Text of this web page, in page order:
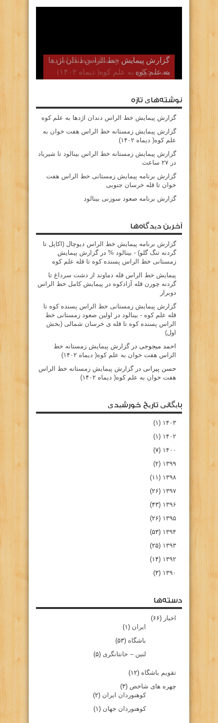
گزارش پیمایش زمستانه خط الراس
هفت خوان به علم کوه( دیماه ۱۴۰۲)
نوشته‌های تازه
گزارش پیمایش خط الراس دندان اژدها به علم کوه
گزارش پیمایش زمستانه خط الراس هفت خوان به
علم کوه( دیماه ۱۴۰۲)
گزارش پیمایش زمستانه خط الراس بینالود تا شیرباد
در ۲۷ ساعت
گزارش برنامه پیمایش زمستانی خط الراس هفت
خوان تا قله خرسان جنوبی
گزارش برنامه صعود سوزنی بینالود
آخرین دیدگاه‌ها
گزارش برنامه پيمايش خط الراس ديوچال (اكاپل تا
گردنه تنگ گلو) - بينالود % درگزارش پیمایش
زمستانی خط الراس پسنده کوه تا قله علم کوه
پيمايش خط الراس قله دماوند از دشت سرداغ تا
گردنه چورن قله آزادكوه در پیمایش کامل خط الراس
دوبرار
گزارش پیمایش زمستانی خط الراس پسنده کوه تا
قله علم کوه - بينالود در
اولین صعود زمستانی خط
الراس پسنده کوه تا قله ی خرسان شمالی (بخش
اول)
احمد میجوجی درگزارش پیمایش زمستانه خط
الراس هفت خوان به علم کوه( دیماه ۱۴۰۲)
حسن پیرانی درگزارش پیمایش زمستانه خط الراس
هفت خوان به علم کوه( دیماه ۱۴۰۲)
بایگانی تاریخ خورشیدی
۱۴۰۳ (۱)
۱۴۰۲ (۱)
۱۴۰۰ (۷)
۱۳۹۹ (۲)
۱۳۹۸ (۱۱)
۱۳۹۷ (۲۶)
۱۳۹۶ (۴۳)
۱۳۹۵ (۲۶)
۱۳۹۴ (۵۳)
۱۳۹۳ (۲۵)
۱۳۹۲ (۱۴)
۱۳۹۰ (۳)
دسته‌ها
اخبار (۶۶)
ایران (۱)
باشگاه (۵۳)
لنین – خانتانگری (۵)
تقویم باشگاه (۱۲)
چهره های شاخص (۳)
کوهنوردان ایران (۲)
کوهنوردان جهان (۱)